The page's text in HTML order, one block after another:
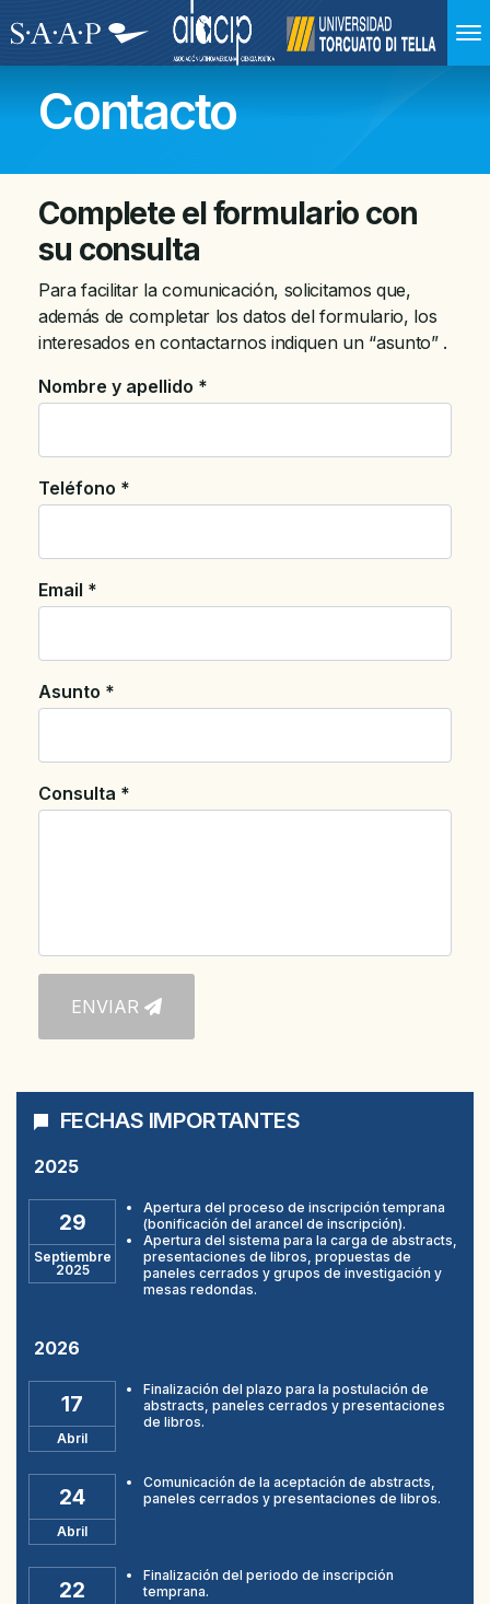
Contacto
Complete el formulario con
su consulta
Para facilitar la comunicación, solicitamos que,
además de completar los datos del formulario, los
interesados en contactarnos indiquen un “asunto” .
Nombre y apellido *
Teléfono *
Email *
Asunto *
Consulta *
ENVIAR
FECHAS IMPORTANTES
2025
29
Septiembre
2025
Apertura del proceso de inscripción temprana
(bonificación del arancel de inscripción).
Apertura del sistema para la carga de abstracts,
presentaciones de libros, propuestas de
paneles cerrados y grupos de investigación y
mesas redondas.
2026
17
Abril
Finalización del plazo para la postulación de
abstracts, paneles cerrados y presentaciones
de libros.
24
Abril
Comunicación de la aceptación de abstracts,
paneles cerrados y presentaciones de libros.
22
Finalización del periodo de inscripción
temprana.